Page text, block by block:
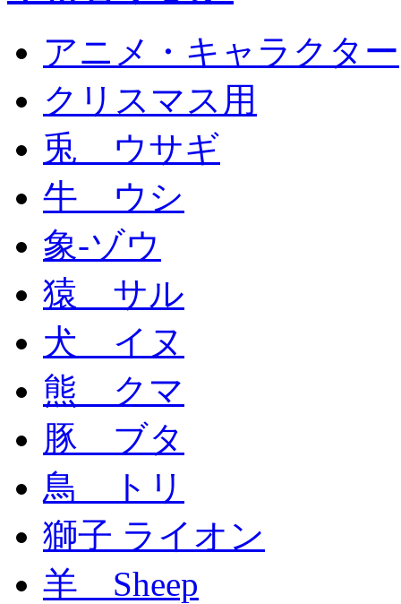
アニメ・キャラクター
クリスマス用
兎 ウサギ
牛 ウシ
象-ゾウ
猿 サル
犬 イヌ
熊 クマ
豚 ブタ
鳥 トリ
獅子 ライオン
羊 Sheep